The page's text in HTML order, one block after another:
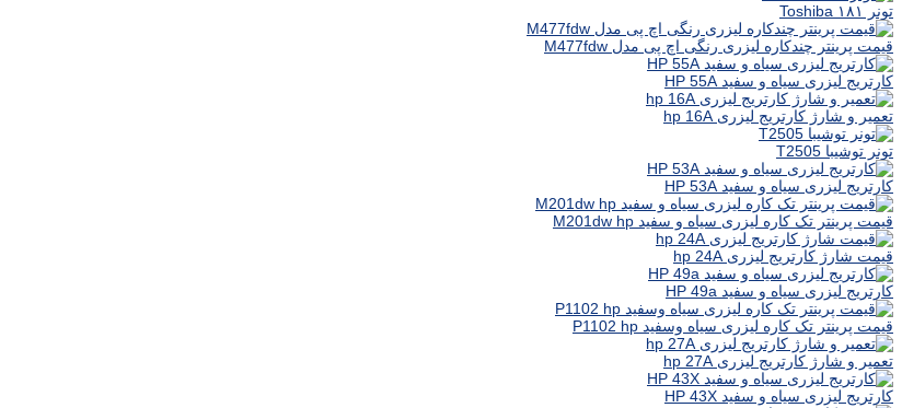
تونر ۱۸۱ Toshiba
قیمت پرینتر چندکاره لیزری رنگی اچ پی مدل M477fdw
کارتریج لیزری سیاه و سفید HP 55A
تعمیر و شارژ کارتریج لیزری hp 16A
تونر توشیبا T2505
کارتریج لیزری سیاه و سفید HP 53A
قیمت پرینتر تک کاره لیزری سیاه و سفید M201dw hp
قیمت شارژ کارتریج لیزری hp 24A
کارتریج لیزری سیاه و سفید HP 49a
قیمت پرینتر تک کاره لیزری سیاه وسفید P1102 hp
تعمیر و شارژ کارتریج لیزری hp 27A
کارتریج لیزری سیاه و سفید HP 43X